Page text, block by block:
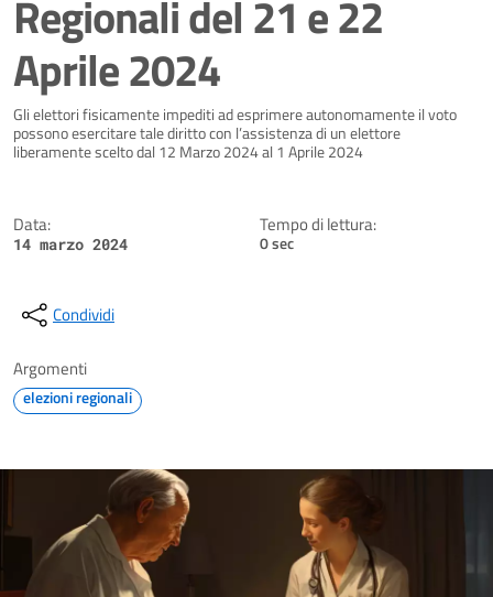
Regionali del 21 e 22
Aprile 2024
Dettagli della notizia
Gli elettori fisicamente impediti ad esprimere autonomamente il voto
possono esercitare tale diritto con l’assistenza di un elettore
liberamente scelto dal 12 Marzo 2024 al 1 Aprile 2024
Data:
14 marzo 2024
Tempo di lettura:
0 sec
Condividi
Argomenti
elezioni regionali